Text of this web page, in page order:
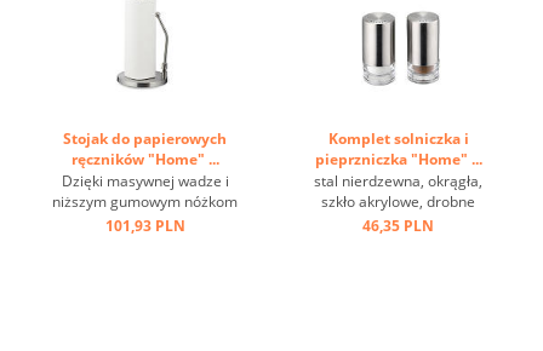
Stojak do papierowych
ręczników "Home" ...
Dzięki masywnej wadze i
niższym gumowym nóżkom
jest antypoślizgowy i
101,93 PLN
Komplet solniczka i
pieprzniczka "Home" ...
stal nierdzewna, okrągła,
szkło akrylowe, drobne
dziurki ...
46,35 PLN